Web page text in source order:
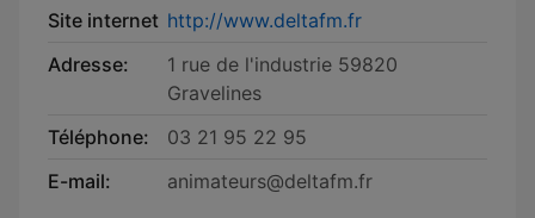
Site internet http://www.deltafm.fr
Adresse:
1 rue de l'industrie 59820
Gravelines
Téléphone:
03 21 95 22 95
E-mail:
animateurs@deltafm.fr